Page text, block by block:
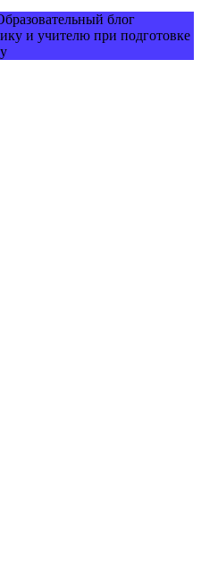
блог
и учителю при подготовке